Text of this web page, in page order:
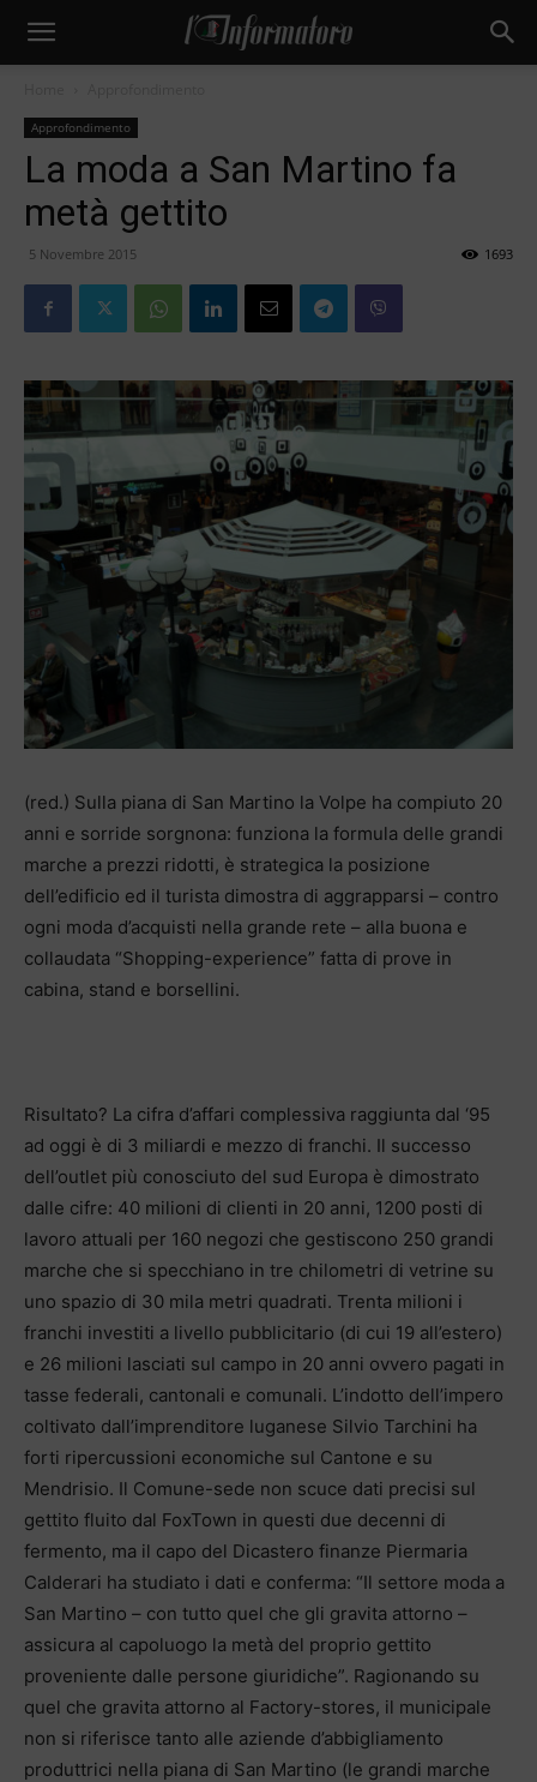
Approfondimento
La moda a San Martino fa
metà gettito
5 Novembre 2015 1693
(red.) Sulla piana di San Martino la Volpe ha compiuto 20
anni e sorride sorgnona: funziona la formula delle grandi
marche a prezzi ridotti, è strategica la posizione
dell’edificio ed il turista dimostra di aggrapparsi – contro
ogni moda d’acquisti nella grande rete – alla buona e
collaudata “Shopping-experience” fatta di prove in
cabina, stand e borsellini.
Risultato? La cifra d’affari complessiva raggiunta dal ‘95
ad oggi è di 3 miliardi e mezzo di franchi. Il successo
dell’outlet più conosciuto del sud Europa è dimostrato
dalle cifre: 40 milioni di clienti in 20 anni, 1200 posti di
lavoro attuali per 160 negozi che gestiscono 250 grandi
marche che si specchiano in tre chilometri di vetrine su
uno spazio di 30 mila metri quadrati. Trenta milioni i
franchi investiti a livello pubblicitario (di cui 19 all’estero)
e 26 milioni lasciati sul campo in 20 anni ovvero pagati in
tasse federali, cantonali e comunali. L’indotto dell’impero
coltivato dall’imprenditore luganese Silvio Tarchini ha
forti ripercussioni economiche sul Cantone e su
Mendrisio. Il Comune-sede non scuce dati precisi sul
gettito fluito dal FoxTown in questi due decenni di
fermento, ma il capo del Dicastero finanze Piermaria
Calderari ha studiato i dati e conferma: “Il settore moda a
San Martino – con tutto quel che gli gravita attorno –
assicura al capoluogo la metà del proprio gettito
proveniente dalle persone giuridiche”. Ragionando su
quel che gravita attorno al Factory-stores, il municipale
non si riferisce tanto alle aziende d’abbigliamento
produttrici nella piana di San Martino (le grandi marche